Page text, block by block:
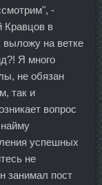
-
Кравцов в
на ветке
Я много
не обязан
так и
вопрос
успешных
не
занимал пост